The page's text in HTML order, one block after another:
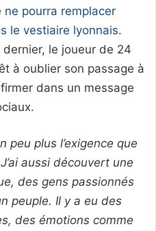
ne pourra remplacer
le vestiaire lyonnais.
le joueur de 24
à oublier son passage à
dans un message
peu plus l’exigence que
aussi découvert une
des gens passionnés
peuple. Il y a eu des
des émotions comme